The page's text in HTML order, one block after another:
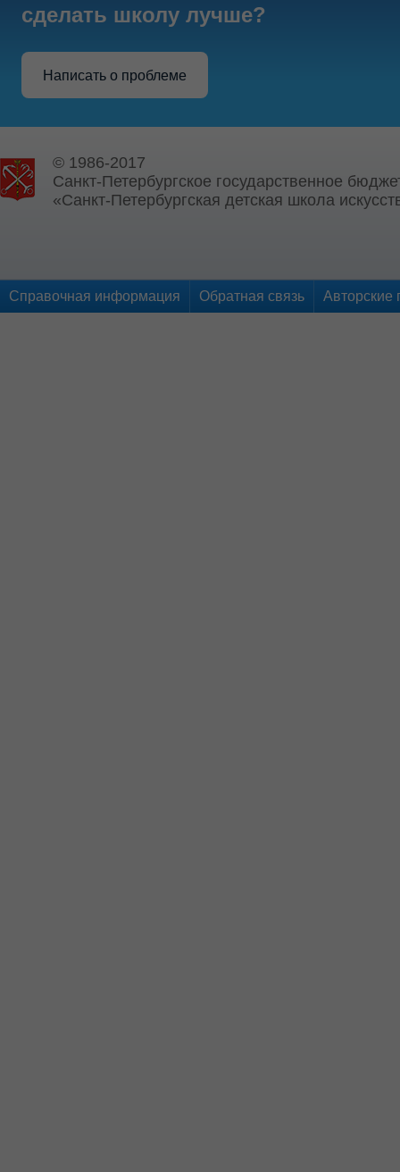
сделать школу лучше?
Написать о проблеме
© 1986-2017
Санкт-Петербургское государственное
«Санкт-Петербургская детская школа
Справочная информация Обратная связь Авторские